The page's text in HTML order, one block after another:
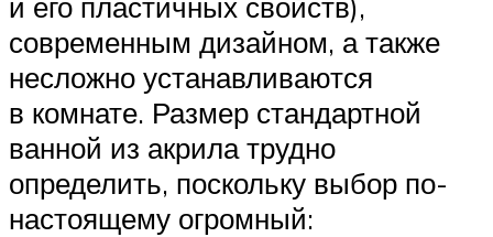
современным дизайном, а также
несложно устанавливаются
в комнате. Размер стандартной
ванной из акрила трудно
определить, поскольку выбор по-
настоящему огромный: